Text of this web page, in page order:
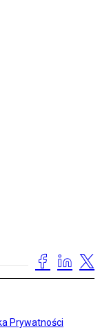
Prywatności